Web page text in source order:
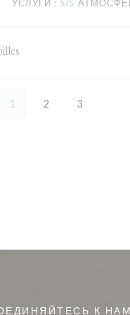
УСЛУГИ : 5/5
1 2 3
К НАМ